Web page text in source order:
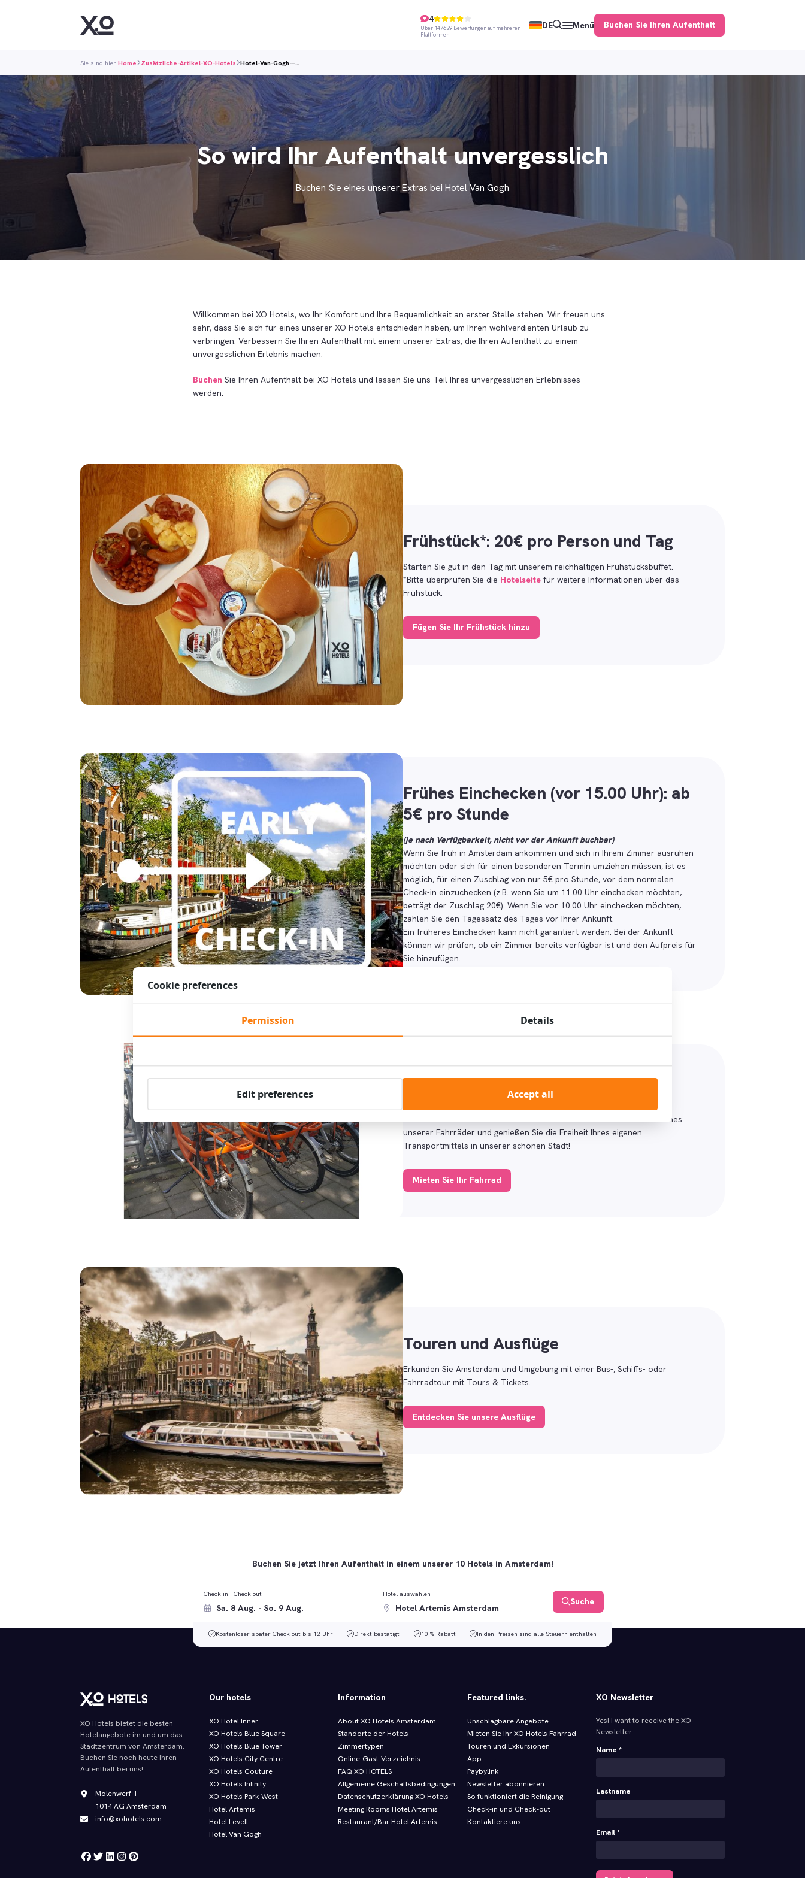
4
Über 147629 Bewertungen auf mehreren
Plattformen
DE Menü Buchen Sie Ihren Aufenthalt
Sie sind hier:Home Zusätzliche-Artikel-XO-Hotels Hotel-Van-Gogh-–…
So wird Ihr Aufenthalt unvergesslich
Buchen Sie eines unserer Extras bei Hotel Van Gogh
Willkommen bei XO Hotels, wo Ihr Komfort und Ihre Bequemlichkeit an erster Stelle stehen. Wir freuen uns
sehr, dass Sie sich für eines unserer XO Hotels entschieden haben, um Ihren wohlverdienten Urlaub zu
verbringen. Verbessern Sie Ihren Aufenthalt mit einem unserer Extras, die Ihren Aufenthalt zu einem
unvergesslichen Erlebnis machen.
Buchen Sie Ihren Aufenthalt bei XO Hotels und lassen Sie uns Teil Ihres unvergesslichen Erlebnisses
werden.
Frühstück*: 20€ pro Person und Tag
Starten Sie gut in den Tag mit unserem reichhaltigen Frühstücksbuffet.
*Bitte überprüfen Sie die Hotelseite für weitere Informationen über das
Frühstück.
Fügen Sie Ihr Frühstück hinzu
Frühes Einchecken (vor 15.00 Uhr): ab
5€ pro Stunde
(je nach Verfügbarkeit, nicht vor der Ankunft buchbar)
Wenn Sie früh in Amsterdam ankommen und sich in Ihrem Zimmer ausruhen
möchten oder sich für einen besonderen Termin umziehen müssen, ist es
möglich, für einen Zuschlag von nur 5€ pro Stunde, vor dem normalen
Check-in einzuchecken (z.B. wenn Sie um 11.00 Uhr einchecken möchten,
beträgt der Zuschlag 20€). Wenn Sie vor 10.00 Uhr einchecken möchten,
zahlen Sie den Tagessatz des Tages vor Ihrer Ankunft.
Ein früheres Einchecken kann nicht garantiert werden. Bei der Ankunft
können wir prüfen, ob ein Zimmer bereits verfügbar ist und den Aufpreis für
Sie hinzufügen.
Fahrradmiete: 18€ per Tag
Möchten Sie Amsterdam erleben wie die Einheimischen? Mieten Sie eines
unserer Fahrräder und genießen Sie die Freiheit Ihres eigenen
Transportmittels in unserer schönen Stadt!
Mieten Sie Ihr Fahrrad
Touren und Ausflüge
Erkunden Sie Amsterdam und Umgebung mit einer Bus-, Schiffs- oder
Fahrradtour mit Tours & Tickets.
Entdecken Sie unsere Ausflüge
Buchen Sie jetzt Ihren Aufenthalt in einem unserer 10 Hotels in Amsterdam!
Check in - Check out Hotel auswählen
Suche
Kostenloser später Check-out bis 12 Uhr Direkt bestätigt 10 % Rabatt In den Preisen sind alle Steuern enthalten
XO Hotels bietet die besten
Hotelangebote im und um das
Stadtzentrum von Amsterdam.
Buchen Sie noch heute Ihren
Aufenthalt bei uns!
Molenwerf 1
1014 AG Amsterdam
info@xohotels.com
Our hotels
XO Hotel Inner
XO Hotels Blue Square
XO Hotels Blue Tower
XO Hotels City Centre
XO Hotels Couture
XO Hotels Infinity
XO Hotels Park West
Hotel Artemis
Hotel Levell
Hotel Van Gogh
Information
About XO Hotels Amsterdam
Standorte der Hotels
Zimmertypen
Online-Gast-Verzeichnis
FAQ XO HOTELS
Allgemeine Geschäftsbedingungen
Datenschutzerklärung XO Hotels
Meeting Rooms Hotel Artemis
Restaurant/Bar Hotel Artemis
Featured links.
Unschlagbare Angebote
Mieten Sie Ihr XO Hotels Fahrrad
Touren und Exkursionen
App
Paybylink
Newsletter abonnieren
So funktioniert die Reinigung
Check-in und Check-out
Kontaktiere uns
XO Newsletter
Yes! I want to receive the XO
Newsletter
Name *
Lastname
Email *
Cookie preferences
Permission Details
Edit preferences Accept all